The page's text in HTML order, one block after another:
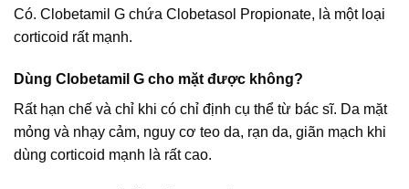
Có. Clobetamil G chứa Clobetasol Propionate, là một loại
corticoid rất mạnh.
Dùng Clobetamil G cho mặt được không?
Rất hạn chế và chỉ khi có chỉ định cụ thể từ bác sĩ. Da mặt
mỏng và nhạy cảm, nguy cơ teo da, rạn da, giãn mạch khi
dùng corticoid mạnh là rất cao.